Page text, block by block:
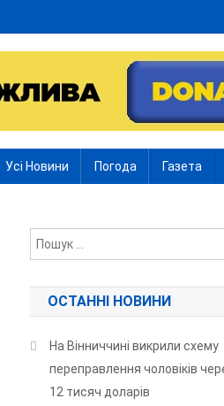
Усі Новини Погода Газета
ОСТАННІ НОВИНИ
На Вінниччині викрили схему
переправлення чоловіків
12 тисяч доларів